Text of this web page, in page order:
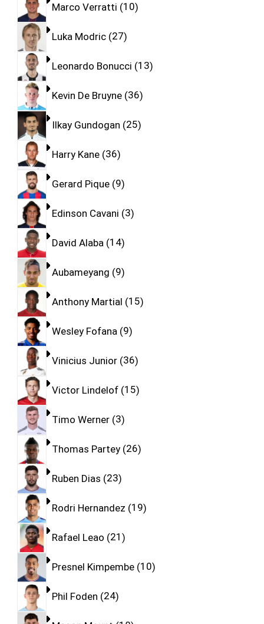
Marco Verratti 10
Luka Modric 27
Leonardo Bonucci 13
Kevin De Bruyne 36
Ilkay Gundogan 25
Harry Kane 36
Gerard Pique 9
Edinson Cavani 3
David Alaba 14
Aubameyang 9
Anthony Martial 15
Wesley Fofana 9
Vinicius Junior 36
Victor Lindelof 15
Timo Werner 3
Thomas Partey 26
Ruben Dias 23
Rodri Hernandez 19
Rafael Leao 21
Presnel Kimpembe 10
Phil Foden 24